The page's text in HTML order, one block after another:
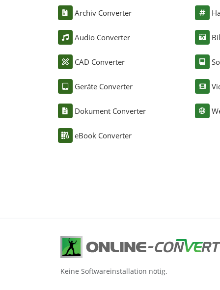
Archiv Converter
Audio Converter
CAD Converter
Geräte Converter
Dokument Converter
eBook Converter
Keine Softwareinstallation nötig.